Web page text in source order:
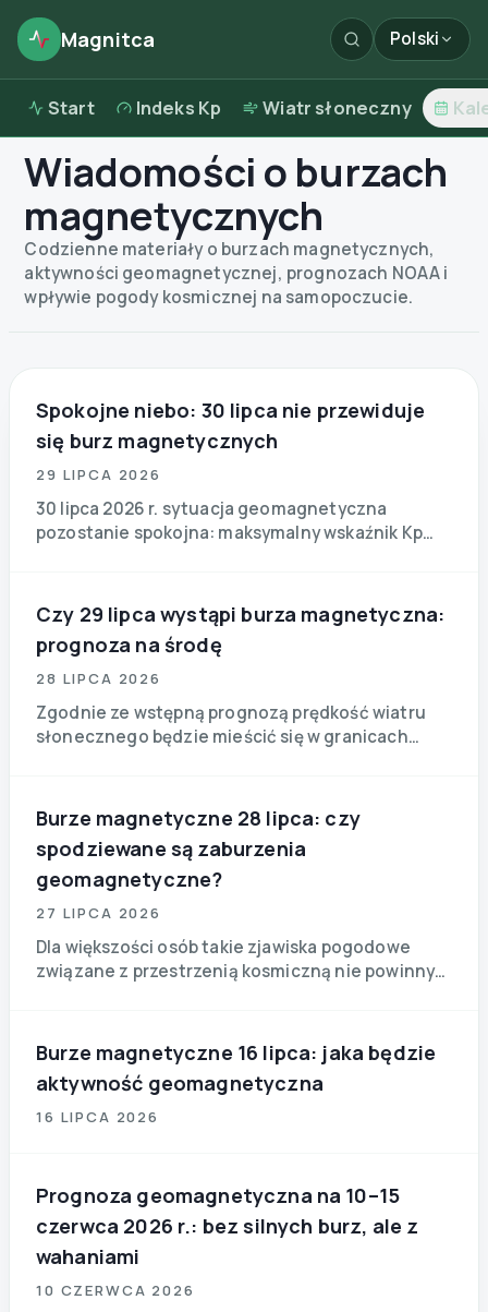
Magnitca Polski
Start Indeks Kp Wiatr słoneczny
Wiadomości o burzach
magnetycznych
Codzienne materiały o burzach magnetycznych,
aktywności geomagnetycznej, prognozach NOAA i
wpływie pogody kosmicznej na samopoczucie.
Spokojne niebo: 30 lipca nie przewiduje
się burz magnetycznych
29 LIPCA 2026
30 lipca 2026 r. sytuacja geomagnetyczna
pozostanie spokojna: maksymalny wskaźnik Kp
Osoby wrażliwe na zmiany pogody mogą
odetchnąć z ulgą.
Czy 29 lipca wystąpi burza magnetyczna:
prognoza na środę
28 LIPCA 2026
Zgodnie ze wstępną prognozą prędkość wiatru
słonecznego będzie mieścić się w granicach
Burze magnetyczne 28 lipca: czy
spodziewane są zaburzenia
geomagnetyczne?
27 LIPCA 2026
Dla większości osób takie zjawiska pogodowe
związane z przestrzenią kosmiczną nie powinny
odczuwać zmęczenie, senność lub lekki ból
głowy.
Burze magnetyczne 16 lipca: jaka będzie
aktywność geomagnetyczna
16 LIPCA 2026
Prognoza geomagnetyczna na 10–15
czerwca 2026 r.: bez silnych burz, ale z
wahaniami
10 CZERWCA 2026